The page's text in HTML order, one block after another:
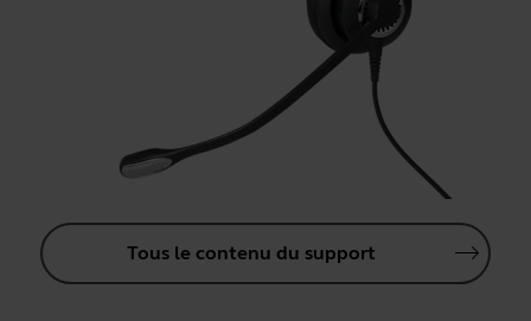
Tous le contenu du support